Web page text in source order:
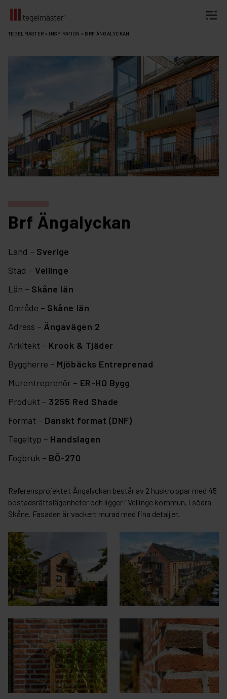
Fortsätt
TEGELMÄSTER > INSPIRATION > BRF ÄNGALYCKAN
Brf Ängalyckan
Land – Sverige
Stad – Vellinge
Län – Skåne län
Område – Skåne län
Adress – Ängavägen 2
Arkitekt – Krook & Tjäder
Byggherre – Mjöbäcks Entreprenad
Murentreprenör – ER-HO Bygg
Produkt – 3255 Red Shade
Format – Danskt format (DNF)
Tegeltyp – Handslagen
Fogbruk – BÖ-270
Referensprojektet Ängalyckan består av 2 huskroppar med 45
bostadsrättslägenheter och ligger i Vellinge kommun, i södra
Skåne. Fasaden är vackert murad med fina detaljer.